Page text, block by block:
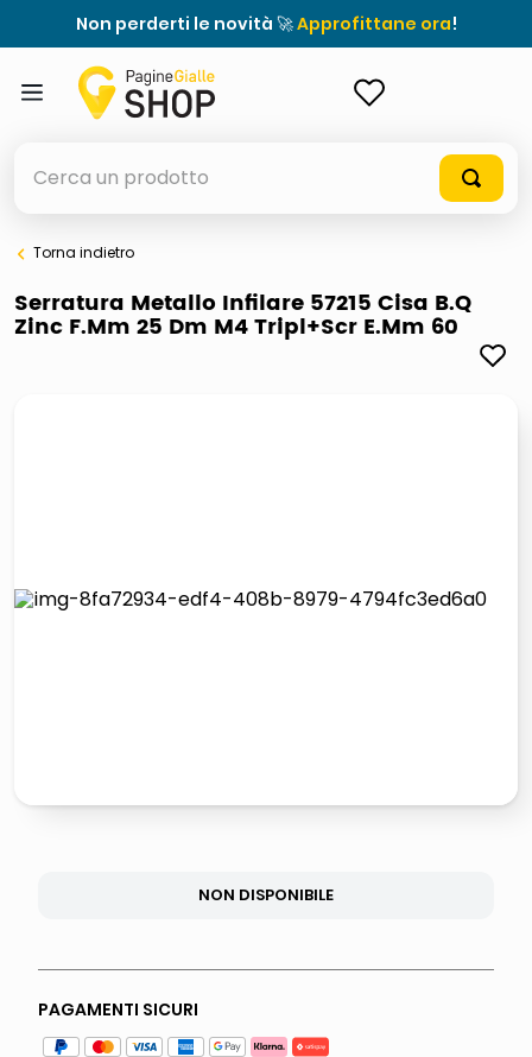
Non perderti le novità 🚀Approfittane ora!
elenchi telefonici
orologio parete
Torna indietro
Serratura Metallo Infilare 57215 Cisa B.Q
Zinc F.Mm 25 Dm M4 Tripl+Scr E.Mm 60
NON DISPONIBILE
PAGAMENTI SICURI